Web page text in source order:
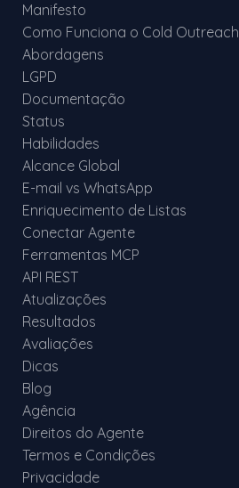
Manifesto
Como Funciona o Cold Outreach
Abordagens
LGPD
Documentação
Status
Habilidades
Alcance Global
E-mail vs WhatsApp
Enriquecimento de Listas
Conectar Agente
Ferramentas MCP
API REST
Atualizações
Resultados
Avaliações
Dicas
Blog
Agência
Direitos do Agente
Termos e Condições
Privacidade